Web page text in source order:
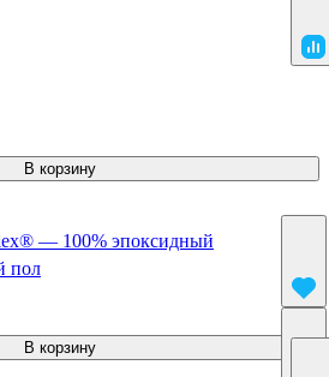
В корзину
— 100% эпоксидный
пол
В корзину